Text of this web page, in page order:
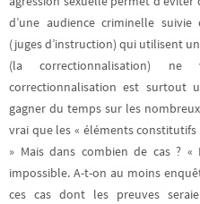
d’une audience criminelle
(juges d’instruction) qui utilisent
(la correctionnalisation)
correctionnalisation est surtout
gagner du temps sur les
vrai que les « éléments
» Mais dans combien de cas ?
impossible. A-t-on au moins
ces cas dont les preuves